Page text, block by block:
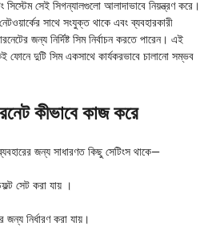
সিস্টেম সেই সিগন্যালগুলো আলাদাভাবে নিয়ন্ত্রণ করে।
সাথে সংযুক্ত থাকে এবং ব্যবহারকারী
জন্য নির্দিষ্ট সিম নির্বাচন করতে পারেন। এই
দুটি সিম একসাথে কার্যকরভাবে চালানো সম্ভব
কীভাবে কাজ করে
জন্য সাধারণত কিছু সেটিংস থাকে—
সেট করা যায় ।
নির্ধারণ করা যায়।